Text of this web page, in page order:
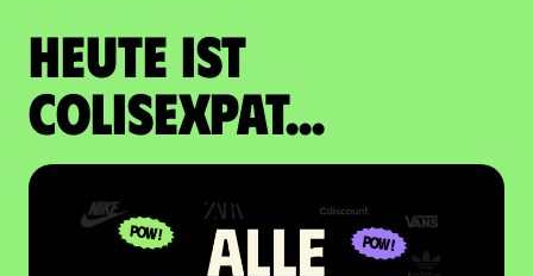
Heute ist
Colisexpat...